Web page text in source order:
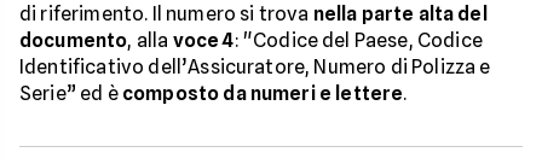
di riferimento. Il numero si trova nella parte alta del
documento, alla voce 4: "Codice del Paese, Codice
Identificativo dell’Assicuratore, Numero di Polizza e
Serie” ed è composto da numeri e lettere.